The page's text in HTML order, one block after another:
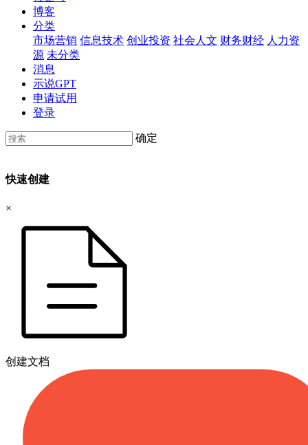
博客
分类
市场营销 信息技术 创业投资 社会人文 财务财经 人力资
源 未分类
消息
示说GPT
申请试用
登录
确定
快速创建
×
创建文档